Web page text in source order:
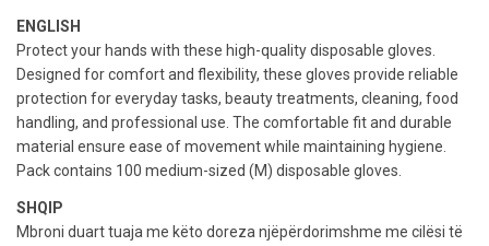
ENGLISH
Protect your hands with these high-quality disposable gloves.
Designed for comfort and flexibility, these gloves provide reliable
protection for everyday tasks, beauty treatments, cleaning, food
handling, and professional use. The comfortable fit and durable
material ensure ease of movement while maintaining hygiene.
Pack contains 100 medium-sized (M) disposable gloves.
SHQIP
Mbroni duart tuaja me këto doreza njëpërdorimshme me cilësi të